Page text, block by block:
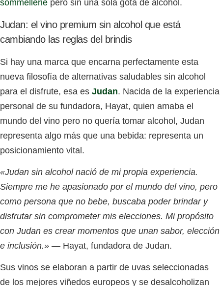
sommellerie pero sin una sola gota de alcohol.
Judan: el vino premium sin alcohol que está
cambiando las reglas del brindis
Si hay una marca que encarna perfectamente esta
nueva filosofía de alternativas saludables sin alcohol
para el disfrute, esa es Judan. Nacida de la experiencia
personal de su fundadora, Hayat, quien amaba el
mundo del vino pero no quería tomar alcohol, Judan
representa algo más que una bebida: representa un
posicionamiento vital.
«Judan sin alcohol nació de mi propia experiencia.
Siempre me he apasionado por el mundo del vino, pero
como persona que no bebe, buscaba poder brindar y
disfrutar sin comprometer mis elecciones. Mi propósito
con Judan es crear momentos que unan sabor, elección
e inclusión.» — Hayat, fundadora de Judan.
Sus vinos se elaboran a partir de uvas seleccionadas
de los mejores viñedos europeos y se desalcoholizan